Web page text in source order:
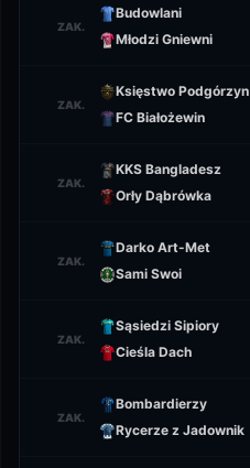
ZAK.
Budowlani
Młodzi Gniewni
ZAK.
Księstwo Podgórzyn
FC Białożewin
ZAK.
KKS Bangladesz
Orły Dąbrówka
ZAK.
Darko Art-Met
Sami Swoi
ZAK.
Sąsiedzi Sipiory
Cieśla Dach
ZAK.
Bombardierzy
Rycerze z Jadownik